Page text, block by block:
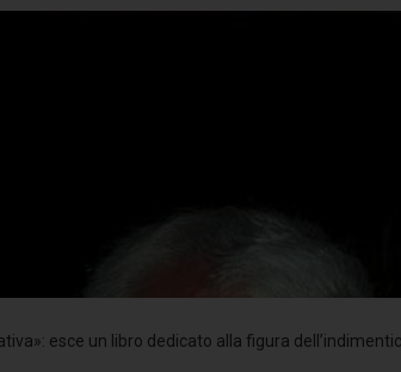
esce un libro dedicato alla figura